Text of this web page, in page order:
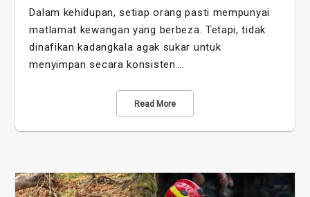
Dalam kehidupan, setiap orang pasti mempunyai
matlamat kewangan yang berbeza. Tetapi, tidak
dinafikan kadangkala agak sukar untuk
menyimpan secara konsisten.…
Read More